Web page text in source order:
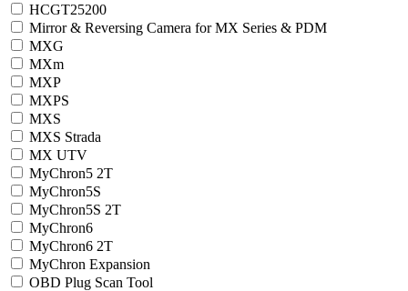
HCGT25200
Mirror & Reversing Camera for MX Series & PDM
MXG
MXm
MXP
MXPS
MXS
MXS Strada
MX UTV
MyChron5 2T
MyChron5S
MyChron5S 2T
MyChron6
MyChron6 2T
MyChron Expansion
OBD Plug Scan Tool